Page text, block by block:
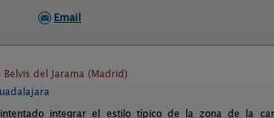
Email
Belvis del Jarama (Madrid)
integrar el estilo típico de la zona de la